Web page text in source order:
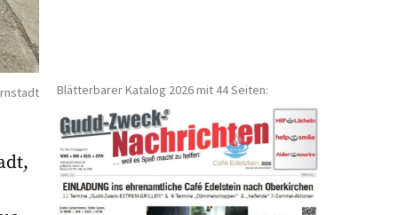
Blätterbarer Katalog 2026 mit 44 Seiten: